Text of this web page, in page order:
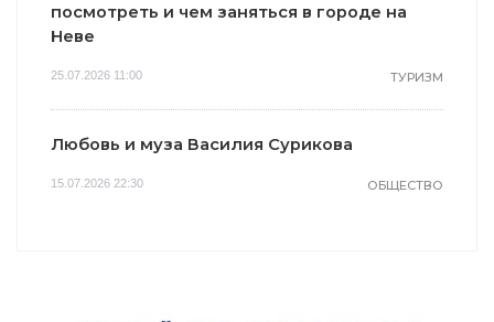
посмотреть и чем заняться в городе на
Неве
25.07.2026 11:00 ТУРИЗМ
Любовь и муза Василия Сурикова
15.07.2026 22:30 ОБЩЕСТВО